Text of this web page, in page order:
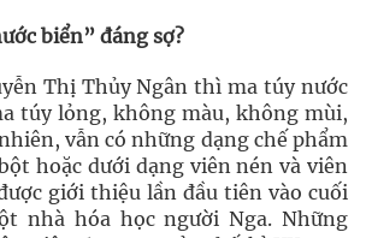
biển” đáng sợ?
Thị Thủy Ngân thì ma túy nước
túy lỏng, không màu, không mùi,
vẫn có những dạng chế phẩm
hoặc dưới dạng viên nén và viên
giới thiệu lần đầu tiên vào cuối
nhà hóa học người Nga. Những